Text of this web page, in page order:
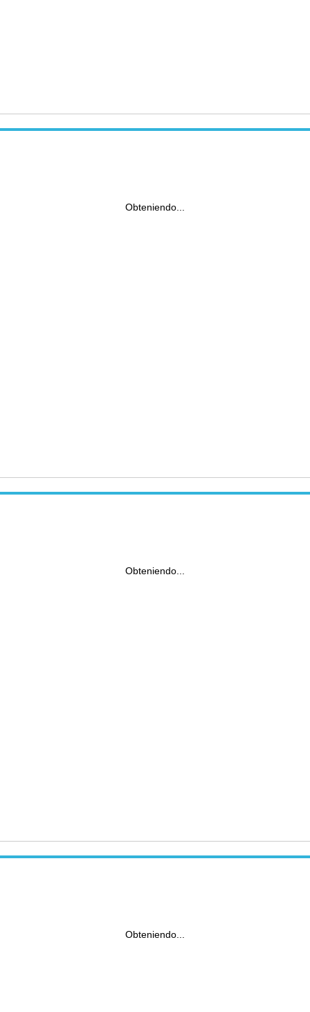
Obteniendo...
Obteniendo...
Obteniendo...